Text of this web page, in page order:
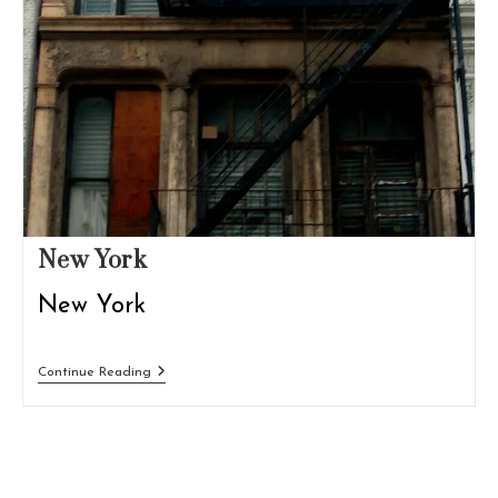
New York
New York
Continue ReadingNew